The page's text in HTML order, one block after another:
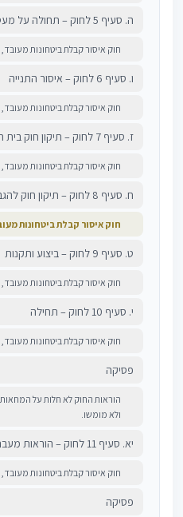
ה. סעיף 5 לחוק – תחולה על מעסיק בפועל ועל מזמין שירות
חוק איסור קבלת ביטחונות מעובד,
ו. סעיף 6 לחוק – איסור התנייה
חוק איסור קבלת ביטחונות מעובד,
ז. סעיף 7 לחוק – תיקון חוק בית הדין לעבודה
חוק איסור קבלת ביטחונות מעובד,
ח. סעיף 8 לחוק – תיקון חוק להגברת האכיפה של דיני העבודה
חוק איסור קבלת ביטחונות
ט. סעיף 9 לחוק – ביצוע ותקנות
חוק איסור קבלת ביטחונות מעובד,
י. סעיף 10 לחוק – תחילה
חוק איסור קבלת ביטחונות מעובד,
פסיקה
הוראות החוק לא חלות על
ולא מומשו.
יא. סעיף 11 לחוק – הוראות מעבר
חוק איסור קבלת ביטחונות מעובד,
פסיקה